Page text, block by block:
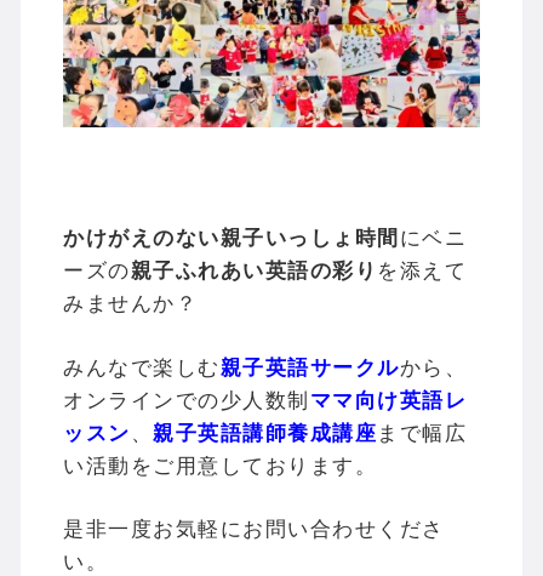
かけがえのない親子いっしょ時間 にベニ
ーズの親子ふれあい英語の彩り を添えて
みませんか？
みんなで楽しむ 親子英語サークルから、
オンラインでの少人数制 ママ向け英語レ
ッスン 、 親子英語講師養成講座 まで幅広
い活動をご用意しております。
是非一度お気軽にお問い合わせくださ
い。